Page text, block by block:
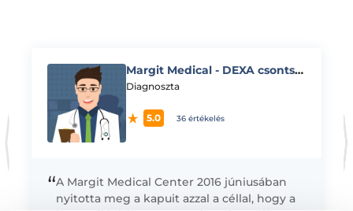
Margit Medical - DEXA csontsűrűségmérés vizsgálat
Diagnoszta
5.0 36 értékelés
“A Margit Medical Center 2016 júniusában
nyitotta meg a kapuit azzal a céllal, hogy a